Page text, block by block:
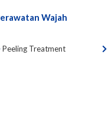
Wajah
Peeling Treatment